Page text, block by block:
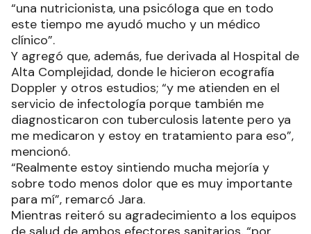
“una nutricionista, una psicóloga que en todo
este tiempo me ayudó mucho y un médico
clínico”.
Y agregó que, además, fue derivada al Hospital de
Alta Complejidad, donde le hicieron ecografía
Doppler y otros estudios; “y me atienden en el
servicio de infectología porque también me
diagnosticaron con tuberculosis latente pero ya
me medicaron y estoy en tratamiento para eso”,
mencionó.
“Realmente estoy sintiendo mucha mejoría y
sobre todo menos dolor que es muy importante
para mí”, remarcó Jara.
Mientras reiteró su agradecimiento a los equipos